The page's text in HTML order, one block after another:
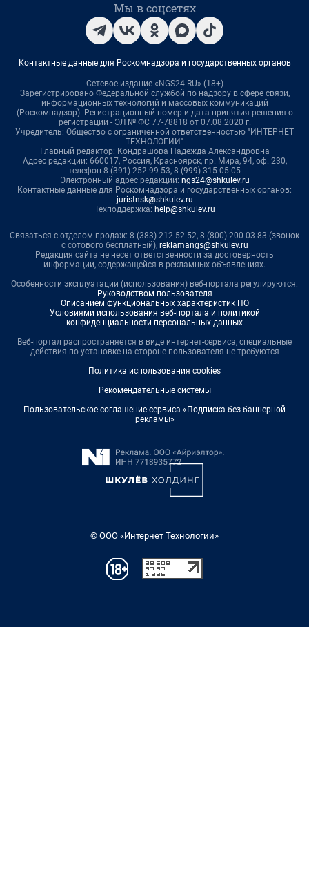
Мы в соцсетях
Контактные данные для Роскомнадзора и государственных органов
Сетевое издание «NGS24.RU» (18+)
Зарегистрировано Федеральной службой по надзору в сфере связи,
информационных технологий и массовых коммуникаций
(Роскомнадзор). Регистрационный номер и дата принятия решения о
регистрации - ЭЛ № ФС 77-78818 от 07.08.2020 г.
Учредитель: Общество с ограниченной ответственностью "ИНТЕРНЕТ
ТЕХНОЛОГИИ"
Главный редактор: Кондрашова Надежда Александровна
Адрес редакции: 660017, Россия, Красноярск, пр. Мира, 94, оф. 230,
телефон 8 (391) 252-99-53, 8 (999) 315-05-05
Электронный адрес редакции: ngs24@shkulev.ru
Контактные данные для Роскомнадзора и государственных органов:
juristnsk@shkulev.ru
Техподдержка: help@shkulev.ru
Связаться с отделом продаж: 8 (383) 212-52-52, 8 (800) 200-03-83 (звонок
с сотового бесплатный), reklamangs@shkulev.ru
Редакция сайта не несет ответственности за достоверность
информации, содержащейся в рекламных объявлениях.
Особенности эксплуатации (использования) веб-портала регулируются:
Руководством пользователя
Описанием функциональных характеристик ПО
Условиями использования веб-портала и политикой
конфиденциальности персональных данных
Веб-портал распространяется в виде интернет-сервиса, специальные
действия по установке на стороне пользователя не требуются
Политика использования cookies
Рекомендательные системы
Пользовательское соглашение сервиса «Подписка без баннерной
рекламы»
© ООО «Интернет Технологии»